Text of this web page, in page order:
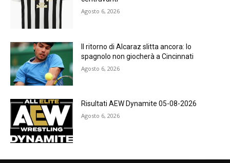
Agosto 6, 2026
Il ritorno di Alcaraz slitta ancora: lo
spagnolo non giocherà a Cincinnati
Agosto 6, 2026
Risultati AEW Dynamite 05-08-2026
Agosto 6, 2026